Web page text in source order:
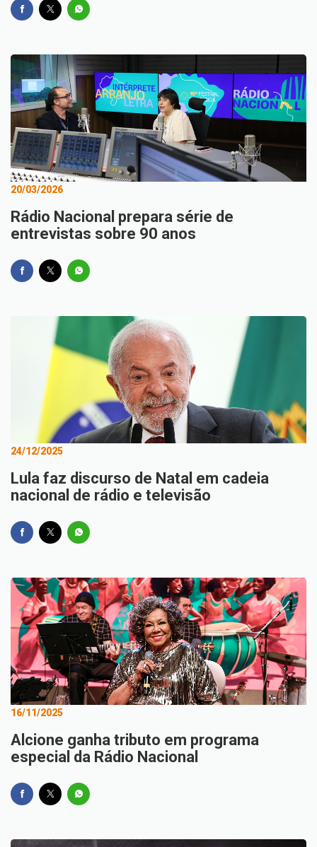
20/03/2026
Rádio Nacional prepara série de
entrevistas sobre 90 anos
24/12/2025
Lula faz discurso de Natal em cadeia
nacional de rádio e televisão
16/11/2025
Alcione ganha tributo em programa
especial da Rádio Nacional